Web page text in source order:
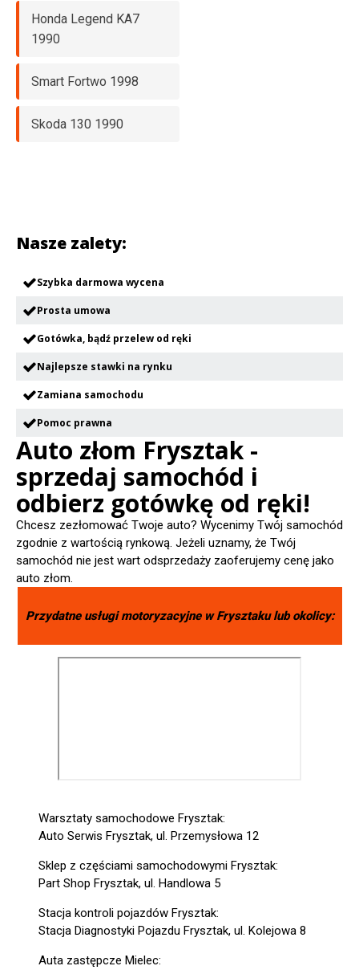
Honda Legend KA7
1990
Smart Fortwo 1998
Skoda 130 1990
Nasze zalety:
Szybka darmowa wycena
Prosta umowa
Gotówka, bądź przelew od ręki
Najlepsze stawki na rynku
Zamiana samochodu
Pomoc prawna
Auto złom Frysztak -
sprzedaj samochód i
odbierz gotówkę od ręki!
Chcesz zezłomować Twoje auto? Wycenimy Twój samochód
zgodnie z wartością rynkową. Jeżeli uznamy, że Twój
samochód nie jest wart odsprzedaży zaoferujemy cenę jako
auto złom.
Przydatne usługi motoryzacyjne wFrysztakulub okolicy:
Warsztaty samochodowe Frysztak:
Auto Serwis Frysztak, ul. Przemysłowa 12
Sklep z częściami samochodowymi Frysztak:
Part Shop Frysztak, ul. Handlowa 5
Stacja kontroli pojazdów Frysztak:
Stacja Diagnostyki Pojazdu Frysztak, ul. Kolejowa 8
Auta zastępcze Mielec: